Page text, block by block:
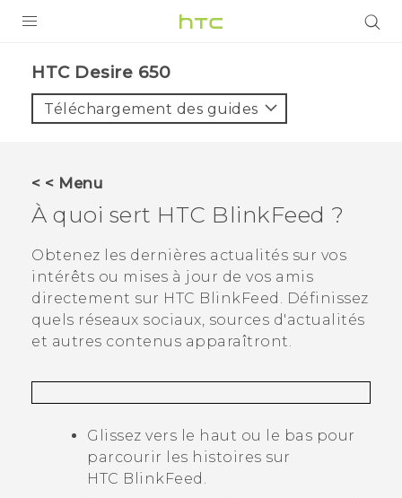
VIVE
ACCESSOIRES
ASSISTANCE
Appareils HTC & Accessoires
Connexion
HTC Desire 650‎
Téléchargement des guides
< < Menu
À quoi sert HTC BlinkFeed ?
Obtenez les dernières actualités sur vos
intérêts ou mises à jour de vos amis
directement sur HTC BlinkFeed . Définissez
quels réseaux sociaux, sources d'actualités
et autres contenus apparaîtront.
Glissez vers le haut ou le bas pour
parcourir les histoires sur
HTC BlinkFeed .